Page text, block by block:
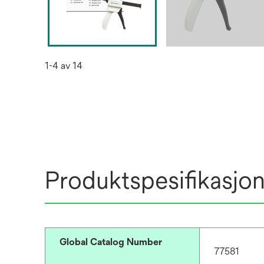
1-4 av 14
Global Catalog Number
77581